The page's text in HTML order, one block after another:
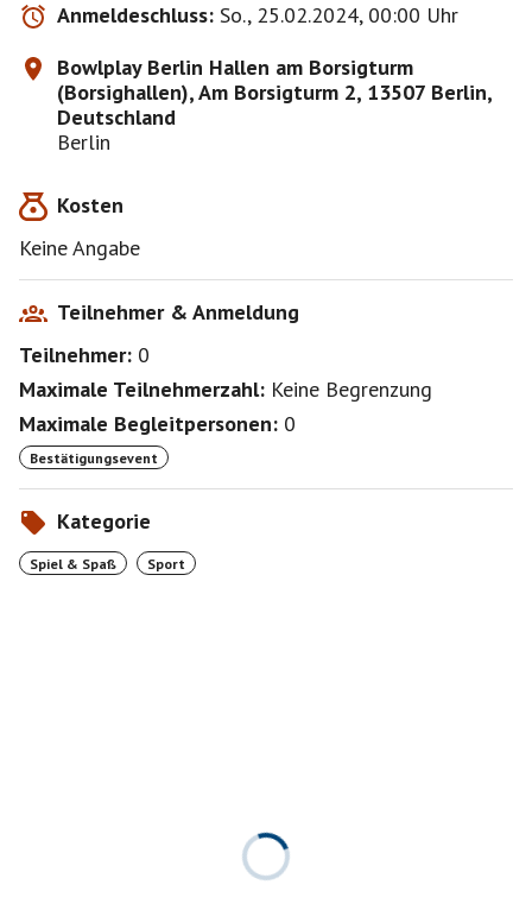
Anmeldeschluss: So., 25.02.2024, 00:00 Uhr
Bowlplay Berlin Hallen am Borsigturm
(Borsighallen), Am Borsigturm 2, 13507 Berlin,
Deutschland
Berlin
Kosten
Keine Angabe
Teilnehmer & Anmeldung
Teilnehmer: 0
Maximale Teilnehmerzahl: Keine Begrenzung
Maximale Begleitpersonen: 0
Bestätigungsevent
Kategorie
Spiel & Spaß Sport